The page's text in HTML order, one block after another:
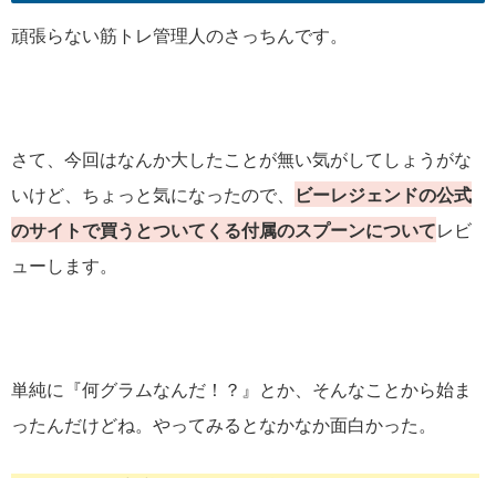
頑張らない筋トレ管理人のさっちんです。
さて、今回はなんか大したことが無い気がしてしょうがな
いけど、ちょっと気になったので、
ビーレジェンドの公式
のサイトで買うとついてくる付属のスプーンについてレビ
ューします。
単純に『何グラムなんだ！？』とか、そんなことから始ま
ったんだけどね。やってみるとなかなか面白かった。